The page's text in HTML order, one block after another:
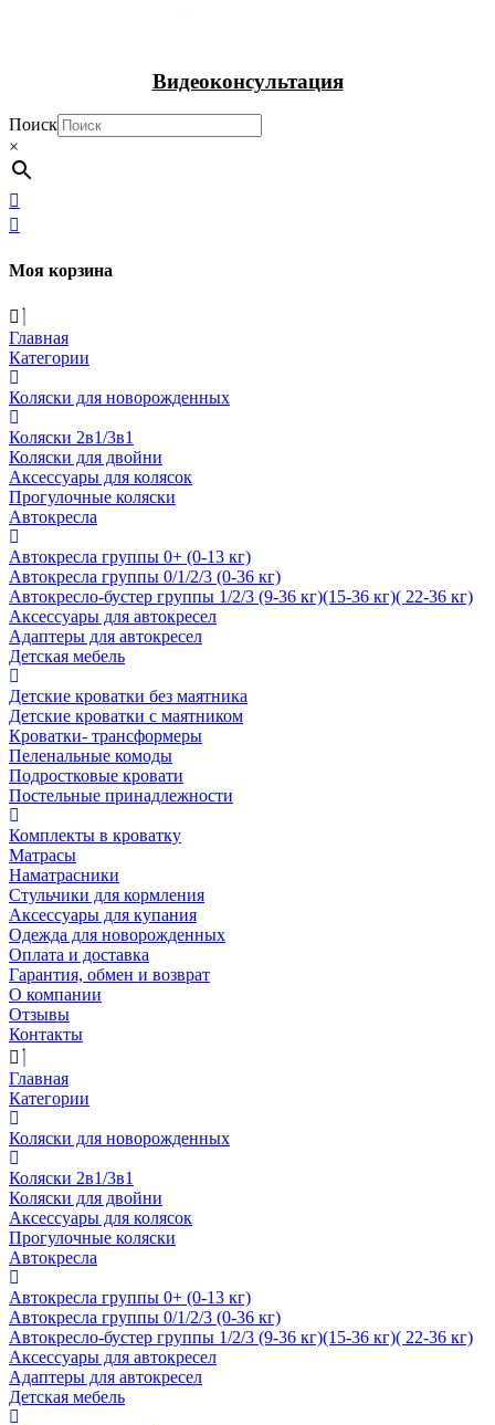
Видеоконсультация
Поиск
×
Моя корзина
Главная
Категории
Коляски для новорожденных
Коляски 2в1/3в1
Коляски для двойни
Аксессуары для колясок
Прогулочные коляски
Автокресла
Автокресла группы 0+ (0-13 кг)
Автокресла группы 0/1/2/3 (0-36 кг)
Автокресло-бустер группы 1/2/3 (9-36 кг)(15-36 кг)( 22-36 кг)
Аксессуары для автокресел
Адаптеры для автокресел
Детская мебель
Детские кроватки без маятника
Детские кроватки с маятником
Кроватки- трансформеры
Пеленальные комоды
Подростковые кровати
Постельные принадлежности
Комплекты в кроватку
Матрасы
Наматрасники
Стульчики для кормления
Аксессуары для купания
Одежда для новорожденных
Оплата и доставка
Гарантия, обмен и возврат
О компании
Отзывы
Контакты
Главная
Категории
Коляски для новорожденных
Коляски 2в1/3в1
Коляски для двойни
Аксессуары для колясок
Прогулочные коляски
Автокресла
Автокресла группы 0+ (0-13 кг)
Автокресла группы 0/1/2/3 (0-36 кг)
Автокресло-бустер группы 1/2/3 (9-36 кг)(15-36 кг)( 22-36 кг)
Аксессуары для автокресел
Адаптеры для автокресел
Детская мебель